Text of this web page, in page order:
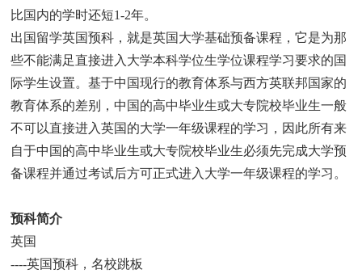
比国内的学时还短1-2年。
出国留学英国预科，就是英国大学基础预备课程，它是为那
些不能满足直接进入大学本科学位生学位课程学习要求的国
际学生设置。基于中国现行的教育体系与西方英联邦国家的
教育体系的差别，中国的高中毕业生或大专院校毕业生一般
不可以直接进入英国的大学一年级课程的学习，因此所有来
自于中国的高中毕业生或大专院校毕业生必须先完成大学预
备课程并通过考试后方可正式进入大学一年级课程的学习。
预科简介
英国
----英国预科，名校跳板